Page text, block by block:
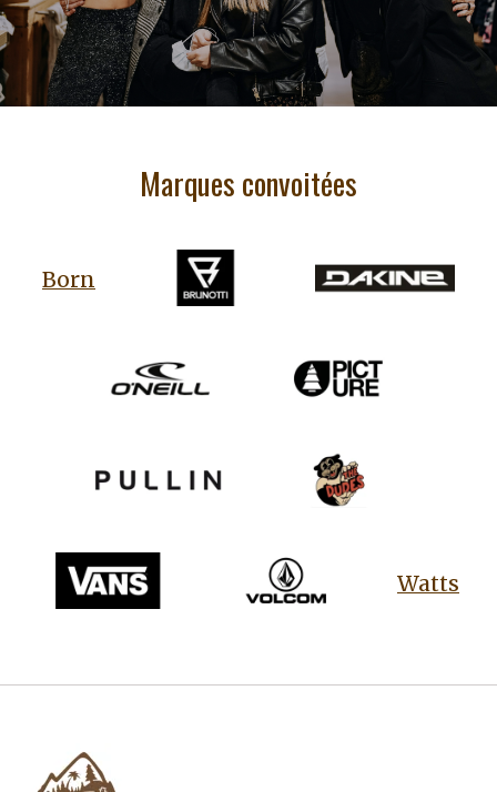
Marques convoitées
Born
Watts